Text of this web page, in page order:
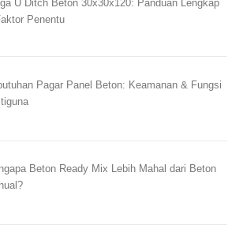
U Ditch Beton 30x30x120: Panduan Lengkap
Penentu
Pagar Panel Beton: Keamanan & Fungsi
Beton Ready Mix Lebih Mahal dari Beton